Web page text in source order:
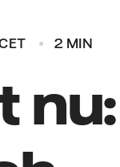
2 MIN
nu: